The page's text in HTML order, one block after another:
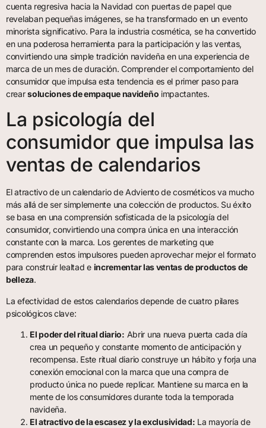
cuenta regresiva hacia la Navidad con puertas de papel que
revelaban pequeñas imágenes, se ha transformado en un evento
minorista significativo. Para la industria cosmética, se ha convertido
en una poderosa herramienta para la participación y las ventas,
convirtiendo una simple tradición navideña en una experiencia de
marca de un mes de duración. Comprender el comportamiento del
consumidor que impulsa esta tendencia es el primer paso para
crearsoluciones de empaque navideño impactantes.
La psicología del
consumidor que impulsa las
ventas de calendarios
El atractivo de un calendario de Adviento de cosméticos va mucho
más allá de ser simplemente una colección de productos. Su éxito
se basa en una comprensión sofisticada de la psicología del
consumidor, convirtiendo una compra única en una interacción
constante con la marca. Los gerentes de marketing que
comprenden estos impulsores pueden aprovechar mejor el formato
para construir lealtad e incrementar las ventas de productos de
belleza.
La efectividad de estos calendarios depende de cuatro pilares
psicológicos clave:
El poder del ritual diario: Abrir una nueva puerta cada día
crea un pequeño y constante momento de anticipación y
recompensa. Este ritual diario construye un hábito y forja una
conexión emocional con la marca que una compra de
producto única no puede replicar. Mantiene su marca en la
mente de los consumidores durante toda la temporada
navideña.
El atractivo de la escasez y la exclusividad: La mayoría de